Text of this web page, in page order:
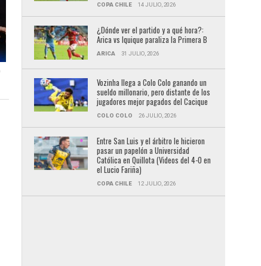
COPA CHILE 14 JULIO, 2026
¿Dónde ver el partido y a qué hora?:
Arica vs Iquique paraliza la Primera B
ARICA 31 JULIO, 2026
Vozinha llega a Colo Colo ganando un
sueldo millonario, pero distante de los
jugadores mejor pagados del Cacique
COLO COLO 26 JULIO, 2026
Entre San Luis y el árbitro le hicieron
pasar un papelón a Universidad
Católica en Quillota (Videos del 4-0 en
el Lucio Fariña)
COPA CHILE 12 JULIO, 2026